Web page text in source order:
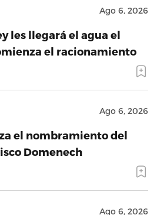
Ago 6, 2026
les llegará el agua el
el racionamiento
Ago 6, 2026
el nombramiento del
Domenech
Ago 6, 2026